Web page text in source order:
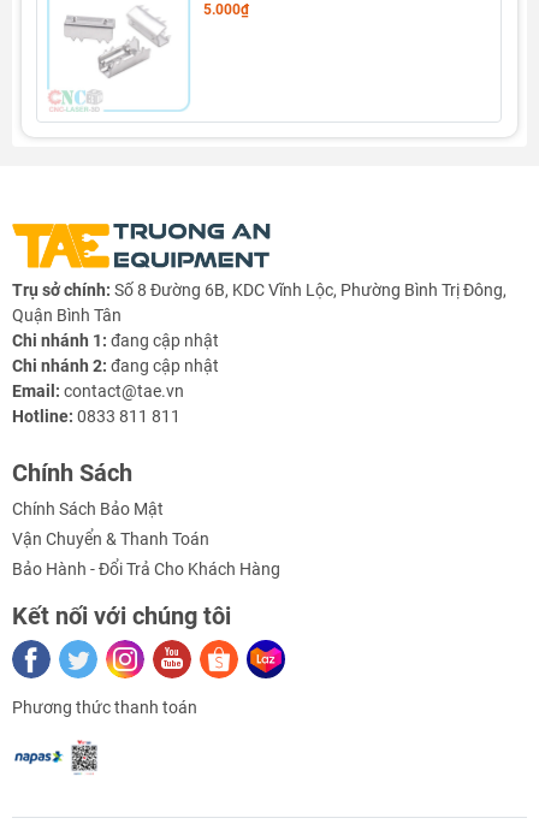
5.000₫
Trụ sở chính: Số 8 Đường 6B, KDC Vĩnh Lộc, Phường Bình Trị Đông,
Quận Bình Tân
Chi nhánh 1: đang cập nhật
Chi nhánh 2: đang cập nhật
Email: contact@tae.vn
Hotline: 0833 811 811
Chính Sách
Chính Sách Bảo Mật
Vận Chuyển & Thanh Toán
Bảo Hành - Đổi Trả Cho Khách Hàng
Kết nối với chúng tôi
Phương thức thanh toán